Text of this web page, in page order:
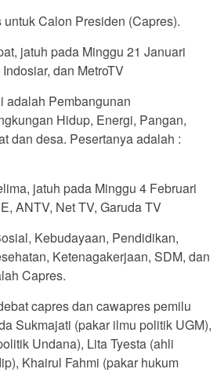
Calon Presiden (Capres).
jatuh pada Minggu 21 Januari
dan MetroTV
adalah Pembangunan
Hidup, Energi, Pangan,
dan desa. Pesertanya adalah :
jatuh pada Minggu 4 Februari
ANTV, Net TV, Garuda TV
Kebudayaan, Pendidikan,
Ketenagakerjaan, SDM, dan
Capres.
capres dan cawapres pemilu
Sukmajati (pakar ilmu politik UGM),
Undana), Lita Tyesta (ahli
Khairul Fahmi (pakar hukum